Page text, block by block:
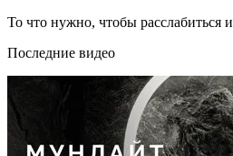
То что нужно, чтобы расслабиться
Последние видео